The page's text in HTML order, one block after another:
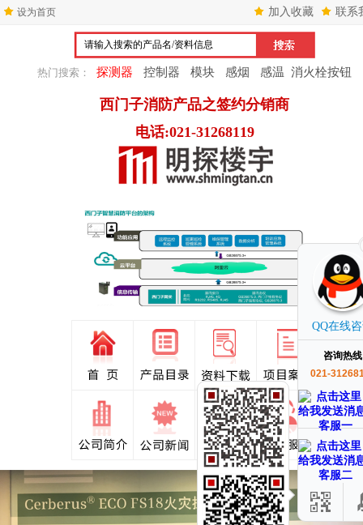
设为首页 联系
加入收藏
热门搜索： 探测器 控制器 模块 感烟 感温 消火栓按钮
西门子消防产品之签约分销商
电话:021-31268119
1 2 3
QQ在线
咨询热线
021-
客服一
客服二